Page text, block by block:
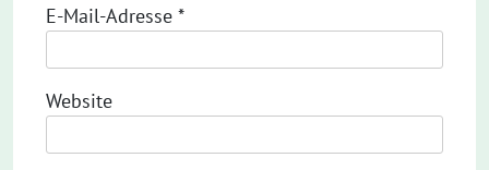
E-Mail-Adresse *
Website